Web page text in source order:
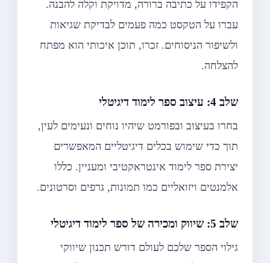
הקפידו על כתיבה ברורה, מדויקת וקלה להבנה.
עברו על הטקסט כמה פעמים לבדיקת שגיאות
ולשיפור הניסוחים. זכרו, תוכן איכותי הוא מפתח
להצלחה.
שלב 4: עיצוב ספר לימוד דיגיטלי
בחרו בעיצוב ובפורמט שיהיו נוחים ונעימים לעין,
תוך כדי שימוש בכלים דיגיטליים המאפשרים
יצירת ספר לימוד אינטראקטיבי ומעניין. כללו
אלמנטים ויזואליים כמו תמונות, גרפים וסרטונים.
שלב 5: שיווק ומכירה של ספר לימוד דיגיטלי
גילוי הספר שלכם לעולם דורש תכנון שיווקי